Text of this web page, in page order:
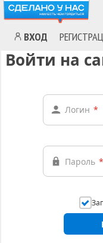
ВХОД
Войти на
Логин *
Пароль *